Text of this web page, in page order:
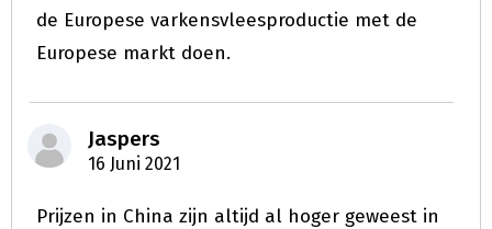
de Europese varkensvleesproductie met de
Europese markt doen.
Jaspers
16 Juni 2021
Prijzen in China zijn altijd al hoger geweest in